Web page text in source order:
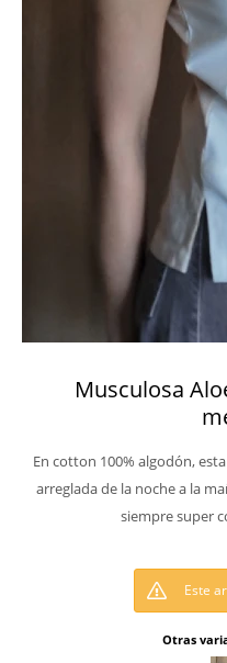
Musculosa
En cotton 100% algodón,
arreglada de la noche a la
siempre super
Este
Otras